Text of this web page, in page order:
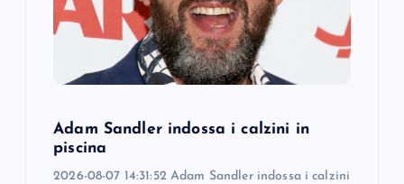
Adam Sandler indossa i calzini in
piscina
2026-08-07 14:31:52 Adam Sandler indossa i calzini